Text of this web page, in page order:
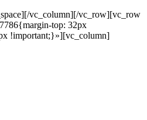
vc_column][/vc_row][vc_row
top: 32px
!important;}»][vc_column]